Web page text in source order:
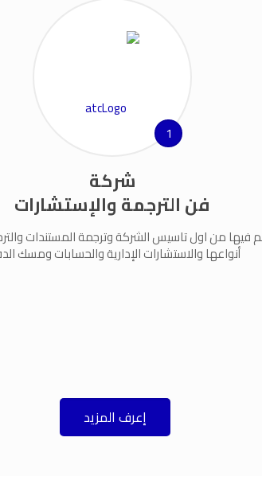
1
شركة
فن الترجمة والإستشارات
فيها من اول تاسيس الشركة وترجمة المستندات
أنواعها والاستشارات الإدارية والحسابات ومسك
إعرف المزيد